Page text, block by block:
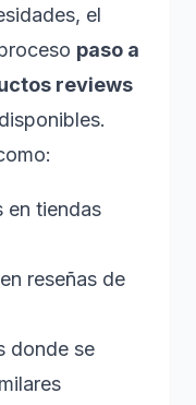
el
paso a
reviews
en tiendas
reseñas de
donde se